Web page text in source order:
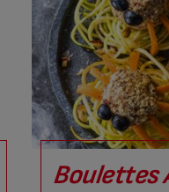
Boulettes